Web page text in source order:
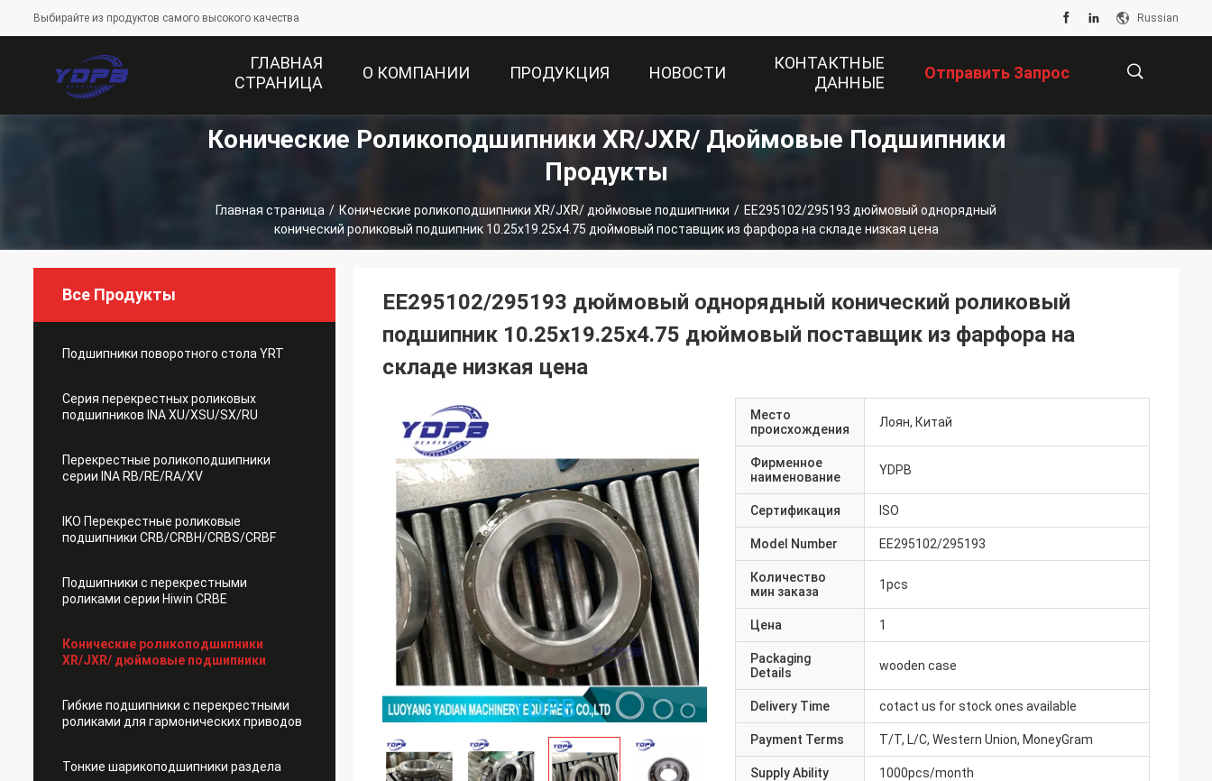
Выбирайте из продуктов самого высокого качества Russian
ГЛАВНАЯ
СТРАНИЦА
О КОМПАНИИ ПРОДУКЦИЯ НОВОСТИ
КОНТАКТНЫЕ
ДАННЫЕ
Отправить Запрос
Конические Роликоподшипники XR/JXR/ Дюймовые Подшипники
Продукты
Главная страница / Конические роликоподшипники XR/JXR/ дюймовые подшипники / EE295102/295193 дюймовый однорядный
конический роликовый подшипник 10.25x19.25x4.75 дюймовый поставщик из фарфора на складе низкая цена
Все Продукты
Подшипники поворотного стола YRT
Серия перекрестных роликовых
подшипников INA XU/XSU/SX/RU
Перекрестные роликоподшипники
серии INA RB/RE/RA/XV
IKO Перекрестные роликовые
подшипники CRB/CRBH/CRBS/CRBF
Подшипники с перекрестными
роликами серии Hiwin CRBE
Конические роликоподшипники
XR/JXR/ дюймовые подшипники
Гибкие подшипники с перекрестными
роликами для гармонических приводов
Тонкие шарикоподшипники раздела
EE295102/295193 дюймовый однорядный конический роликовый
подшипник 10.25x19.25x4.75 дюймовый поставщик из фарфора на
складе низкая цена
Место
происхождения
Лоян, Китай
Фирменное
наименование
YDPB
Сертификация ISO
Model Number EE295102/295193
Количество
мин заказа
1pcs
Цена 1
Packaging
Details
wooden case
Delivery Time cotact us for stock ones available
Payment Terms T/T, L/C, Western Union, MoneyGram
Supply Ability 1000pcs/month